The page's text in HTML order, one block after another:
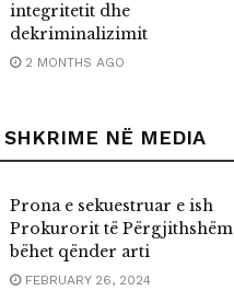
integritetit dhe
dekriminalizimit
2 MONTHS AGO
NË MEDIA
Prona e sekuestruar e ish
Prokurorit të Përgjithshëm
bëhet qënder arti
FEBRUARY 26, 2024